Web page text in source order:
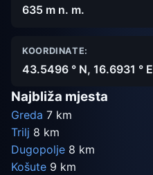
635 m n. m.
KOORDINATE:
43.5496 ° N, 16.6931 ° E
Najbliža mjesta
Greda 7 km
Trilj 8 km
Dugopolje 8 km
Košute 9 km